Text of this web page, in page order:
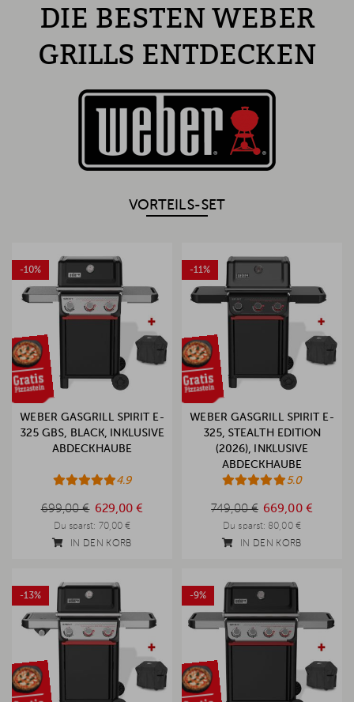
DIE BESTEN WEBER
GRILLS ENTDECKEN
VORTEILS-SET
-10%
WEBER GASGRILL SPIRIT E-
325 GBS, BLACK, INKLUSIVE
ABDECKHAUBE
4.9
699,00 € 629,00 €
Du sparst: 70,00 €
IN DEN KORB
-11%
WEBER GASGRILL SPIRIT E-
325, STEALTH EDITION
(2026), INKLUSIVE
ABDECKHAUBE
5.0
749,00 € 669,00 €
Du sparst: 80,00 €
IN DEN KORB
-13% -9%